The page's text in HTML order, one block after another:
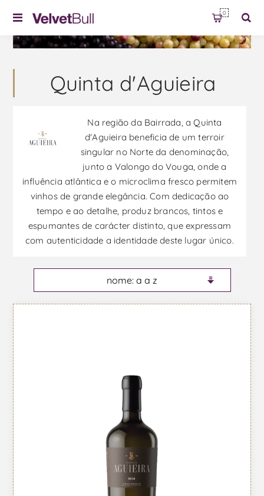
0
Quinta d'Aguieira
Na região da Bairrada, a Quinta
d'Aguieira beneficia de um terroir
singular no Norte da denominação,
junto a Valongo do Vouga, onde a
influência atlântica e o microclima fresco permitem
vinhos de grande elegância. Com dedicação ao
tempo e ao detalhe, produz brancos, tintos e
espumantes de carácter distinto, que expressam
com autenticidade a identidade deste lugar único.